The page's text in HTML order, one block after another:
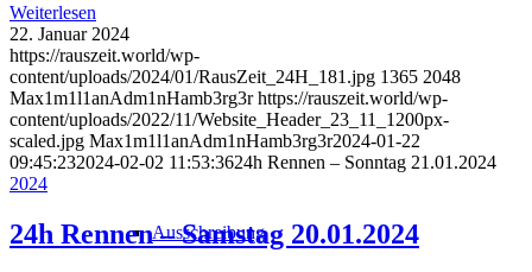
Ausschreibung
Weiterlesen
22. Januar 2024
https://rauszeit.world/wp-
content/uploads/2024/01/RausZeit_24H_181.jpg 1365 2048
Max1m1l1anAdm1nHamb3rg3r https://rauszeit.world/wp-
content/uploads/2022/11/Website_Header_23_11_1200px-
scaled.jpg Max1m1l1anAdm1nHamb3rg3r2024-01-22
09:45:232024-02-02 11:53:3624h Rennen – Sonntag 21.01.2024
2024
24h Rennen – Samstag 20.01.2024